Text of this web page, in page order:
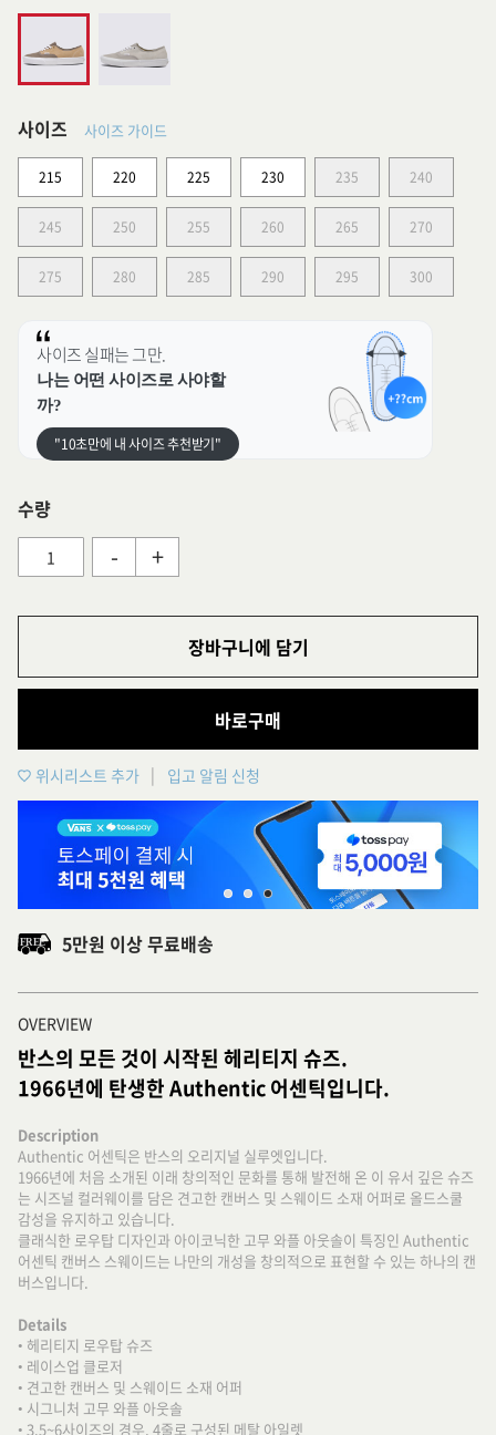
사이즈 사이즈 가이드
215 220 225 230 235 240
245 250 255 260 265 270
275 280 285 290 295 300
사이즈 실패는 그만.
나는 어떤 사이즈로 사야할
까?
"10초만에 내 사이즈 추천받기"
수량
- +
장바구니에 담기
바로구매
위시리스트 추가 입고 알림 신청
5만원 이상 무료배송
OVERVIEW
반스의 모든 것이 시작된 헤리티지 슈즈.
1966년에 탄생한 Authentic 어센틱입니다.
Description
Authentic 어센틱은 반스의 오리지널 실루엣입니다.
1966년에 처음 소개된 이래 창의적인 문화를 통해 발전해 온 이 유서 깊은 슈즈
는 시즈널 컬러웨이를 담은 견고한 캔버스 및 스웨이드 소재 어퍼로 올드스쿨
감성을 유지하고 있습니다.
클래식한 로우탑 디자인과 아이코닉한 고무 와플 아웃솔이 특징인 Authentic
어센틱 캔버스 스웨이드는 나만의 개성을 창의적으로 표현할 수 있는 하나의 캔
버스입니다.
Details
• 헤리티지 로우탑 슈즈
• 레이스업 클로저
• 견고한 캔버스 및 스웨이드 소재 어퍼
• 시그니처 고무 와플 아웃솔
• 3.5~6사이즈의 경우, 4줄로 구성된 메탈 아일렛